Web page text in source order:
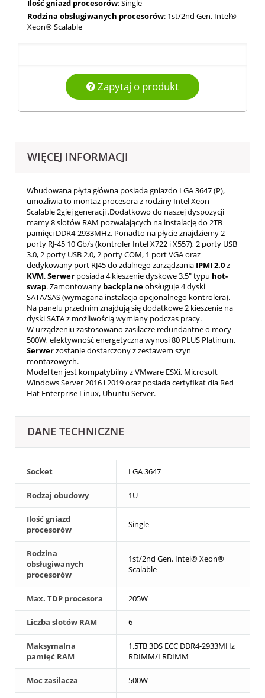
Ilość gniazd procesorów: Single
Rodzina obsługiwanych procesorów: 1st/2nd Gen. Intel®
Xeon® Scalable
Zapytaj o produkt
WIĘCEJ INFORMACJI
Wbudowana płyta główna posiada gniazdo LGA 3647 (P),
umożliwia to montaż procesora z rodziny Intel Xeon
Scalable 2giej generacji .Dodatkowo do naszej dyspozycji
mamy 8 slotów RAM pozwalających na instalację do 2TB
pamięci DDR4-2933MHz. Ponadto na płycie znajdziemy 2
porty RJ-45 10 Gb/s (kontroler Intel X722 i X557), 2 porty USB
3.0, 2 porty USB 2.0, 2 porty COM, 1 port VGA oraz
dedykowany port RJ45 do zdalnego zarządzania IPMI 2.0z
KVM.Serwer posiada 4 kieszenie dyskowe 3.5" typu hot-
swap. Zamontowany backplaneobsługuje 4 dyski
SATA/SAS (wymagana instalacja opcjonalnego kontrolera).
Na panelu przednim znajdują się dodatkowe 2 kieszenie na
dyski SATA z możliwością wymiany podczas pracy.
W urządzeniu zastosowano zasilacze redundantne o mocy
500W, efektywność energetyczna wynosi 80 PLUS Platinum.
Serwerzostanie dostarczony z zestawem szyn
montażowych.
Model ten jest kompatybilny z VMware ESXi, Microsoft
Windows Server 2016 i 2019 oraz posiada certyfikat dla Red
Hat Enterprise Linux, Ubuntu Server.
DANE TECHNICZNE
Socket LGA 3647
Rodzaj obudowy 1U
Ilość gniazd
procesorów
Single
Rodzina
obsługiwanych
procesorów
1st/2nd Gen. Intel® Xeon®
Scalable
Max. TDP procesora 205W
Liczba slotów RAM 6
Maksymalna
pamięć RAM
1.5TB 3DS ECC DDR4-2933MHz
RDIMM/LRDIMM
Moc zasilacza 500W